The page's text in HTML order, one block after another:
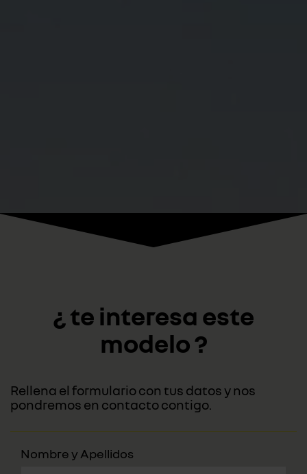
¿ te interesa este
modelo ?
Rellena el formulario con tus datos y nos
pondremos en contacto contigo.
Nombre y Apellidos